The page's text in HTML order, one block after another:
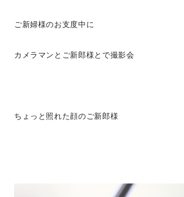
ご新婦様のお支度中に
カメラマンとご新郎様とで撮影会
ちょっと照れた顔のご新郎様